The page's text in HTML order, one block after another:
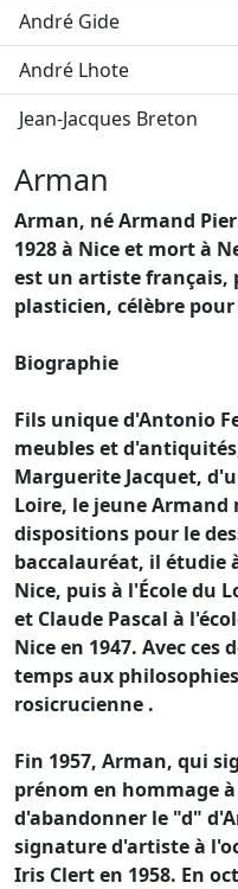
André Gide
André Lhote
Jean-Jacques Breton
Arman
Arman, né Armand
1928 à Nice et mort à
est un artiste français,
plasticien, célèbre
Biographie
Fils unique d'Antonio
meubles et
Marguerite Jacquet,
Loire, le jeune
dispositions pour le
baccalauréat, il étudie
Nice, puis à l'École du
et Claude Pascal à
Nice en 1947. Avec
temps aux
rosicrucienne .
Fin 1957, Arman, qui
prénom en hommage
d'abandonner le "d"
signature d'artiste à
Iris Clert en 1958. En